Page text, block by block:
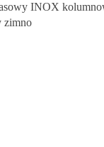
INOX
zimno